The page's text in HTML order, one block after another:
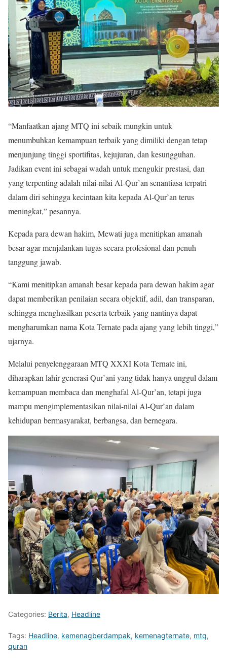
“Manfaatkan ajang MTQ ini sebaik mungkin untuk
menumbuhkan kemampuan terbaik yang dimiliki dengan tetap
menjunjung tinggi sportifitas, kejujuran, dan kesungguhan.
Jadikan event ini sebagai wadah untuk mengukir prestasi, dan
yang terpenting adalah nilai-nilai Al-Qur’an senantiasa terpatri
dalam diri sehingga kecintaan kita kepada Al-Qur’an terus
meningkat,” pesannya.
Kepada para dewan hakim, Mewati juga menitipkan amanah
besar agar menjalankan tugas secara profesional dan penuh
tanggung jawab.
“Kami menitipkan amanah besar kepada para dewan hakim agar
dapat memberikan penilaian secara objektif, adil, dan transparan,
sehingga menghasilkan peserta terbaik yang nantinya dapat
mengharumkan nama Kota Ternate pada ajang yang lebih tinggi,”
ujarnya.
Melalui penyelenggaraan MTQ XXXI Kota Ternate ini,
diharapkan lahir generasi Qur’ani yang tidak hanya unggul dalam
kemampuan membaca dan menghafal Al-Qur’an, tetapi juga
mampu mengimplementasikan nilai-nilai Al-Qur’an dalam
kehidupan bermasyarakat, berbangsa, dan bernegara.
Categories: Berita, Headline
Tags: Headline, kemenagberdampak, kemenagternate, mtq,
quran